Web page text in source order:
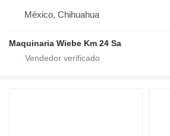
México, Chihuahua
Maquinaria Wiebe Km 24 Sa